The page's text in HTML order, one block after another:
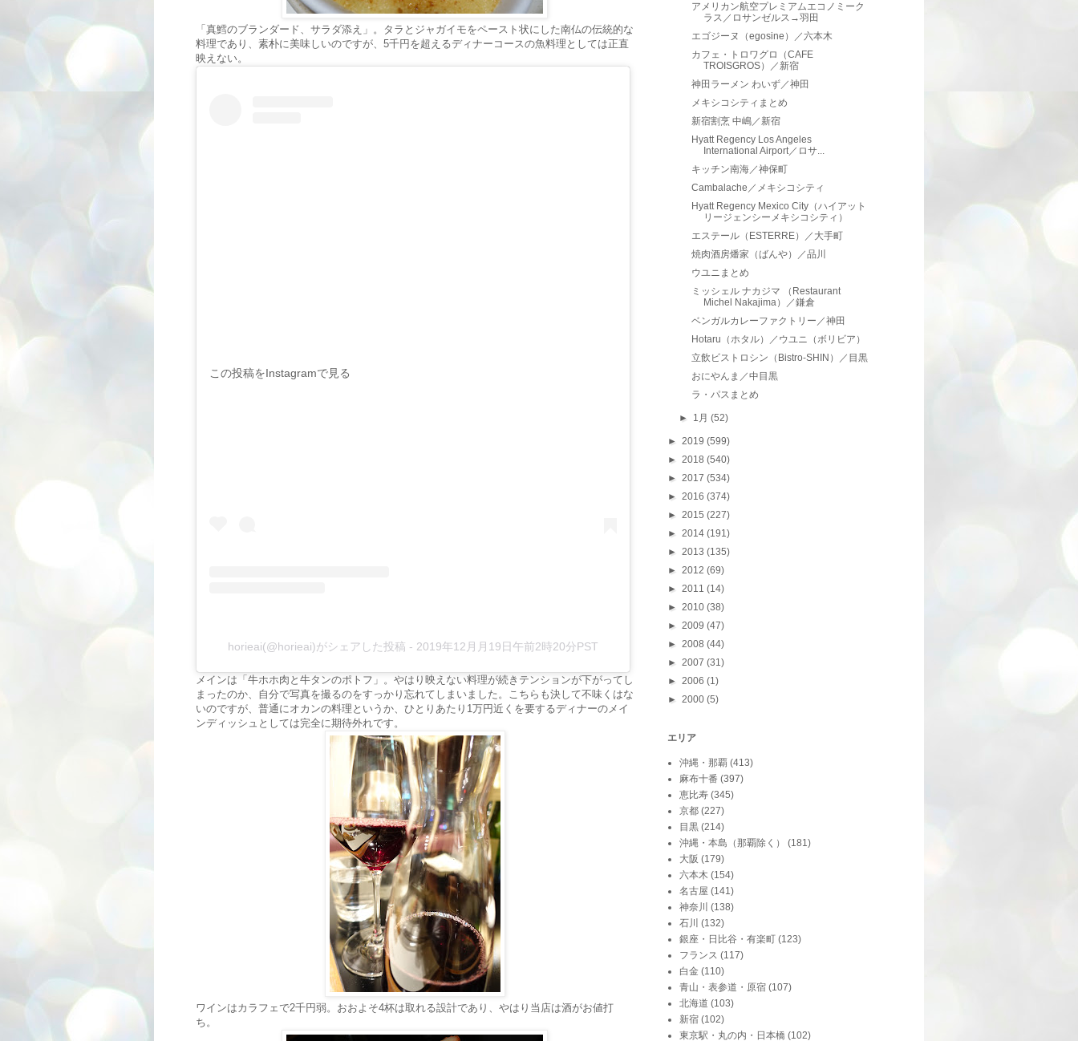
「真鱈のブランダード、サラダ添え」。タラとジャガイモをペースト状にした南仏の伝統的な
料理であり、素朴に美味しいのですが、5千円を超えるディナーコースの魚料理としては正直
映えない。
この投稿をInstagramで見る
horieai(@horieai)がシェアした投稿 - 2019年12月月19日午前2時20分PST
メインは「牛ホホ肉と牛タンのポトフ」。やはり映えない料理が続きテンションが下がってし
まったのか、自分で写真を撮るのをすっかり忘れてしまいました。こちらも決して不味くはな
いのですが、普通にオカンの料理というか、ひとりあたり1万円近くを要するディナーのメイ
ンディッシュとしては完全に期待外れです。
ワインはカラフェで2千円弱。おおよそ4杯は取れる設計であり、やはり当店は酒がお値打
ち。
アメリカン航空プレミアムエコノミーク
ラス／ロサンゼルス→羽田
エゴジーヌ（egosine）／六本木
カフェ・トロワグロ（CAFE
TROISGROS）／新宿
神田ラーメン わいず／神田
メキシコシティまとめ
新宿割烹 中嶋／新宿
Hyatt Regency Los Angeles
International Airport／ロサ...
キッチン南海／神保町
Cambalache／メキシコシティ
Hyatt Regency Mexico City（ハイアット
リージェンシーメキシコシティ）
エステール（ESTERRE）／大手町
焼肉酒房燔家（ばんや）／品川
ウユニまとめ
ミッシェル ナカジマ （Restaurant
Michel Nakajima）／鎌倉
ベンガルカレーファクトリー／神田
Hotaru（ホタル）／ウユニ（ボリビア）
立飲ビストロシン（Bistro-SHIN）／目黒
おにやんま／中目黒
ラ・パスまとめ
► 1月(52)
► 2019 (599)
► 2018 (540)
► 2017 (534)
► 2016 (374)
► 2015 (227)
► 2014 (191)
► 2013 (135)
► 2012 (69)
► 2011 (14)
► 2010 (38)
► 2009 (47)
► 2008 (44)
► 2007 (31)
► 2006 (1)
► 2000 (5)
エリア
沖縄・那覇 (413)
麻布十番 (397)
恵比寿 (345)
京都 (227)
目黒 (214)
沖縄・本島（那覇除く）
(181)
大阪 (179)
六本木 (154)
名古屋 (141)
神奈川 (138)
石川 (132)
銀座・日比谷・有楽町 (123)
フランス (117)
白金 (110)
青山・表参道・原宿 (107)
北海道 (103)
新宿 (102)
東京駅・丸の内・日本橋 (102)